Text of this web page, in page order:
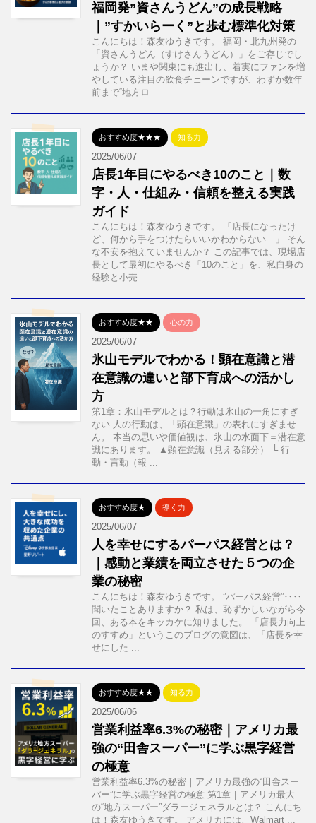
福岡発”資さんうどん”の成長戦略
｜”すかいらーく”と歩む標準化対策
こんにちは！森友ゆうきです。 福岡・北九州発の
「資さんうどん（すけさんうどん）」をご存じでし
ょうか？ いまや関東にも進出し、着実にファンを増
やしている注目の飲食チェーンですが、わずか数年
前まで“地方ロ ...
おすすめ度★★★ 知る力
2025/06/07
店長1年目にやるべき10のこと｜数
字・人・仕組み・信頼を整える実践
ガイド
こんにちは！森友ゆうきです。 「店長になったけ
ど、何から手をつけたらいいかわからない…」 そん
な不安を抱えていませんか？ この記事では、現場店
長として最初にやるべき「10のこと」を、私自身の
経験と小売 ...
おすすめ度★★ 心の力
2025/06/07
氷山モデルでわかる！顕在意識と潜
在意識の違いと部下育成への活かし
方
第1章：氷山モデルとは？行動は氷山の一角にすぎ
ない 人の行動は、「顕在意識」の表れにすぎませ
ん。 本当の思いや価値観は、氷山の水面下＝潜在意
識にあります。 ▲顕在意識（見える部分） └ 行
動・言動（報 ...
おすすめ度★ 導く力
2025/06/07
人を幸せにするパーパス経営とは？
｜感動と業績を両立させた５つの企
業の秘密
こんにちは！森友ゆうきです。 ”パーパス経営”‥‥
聞いたことありますか？ 私は、恥ずかしいながら今
回、ある本をキッカケに知りました。 「店長力向上
のすすめ」というこのブログの意図は、「店長を幸
せにした ...
おすすめ度★★ 知る力
2025/06/06
営業利益率6.3%の秘密｜アメリカ最
強の“田舎スーパー”に学ぶ黒字経営
の極意
営業利益率6.3%の秘密｜アメリカ最強の“田舎スー
パー”に学ぶ黒字経営の極意 第1章｜アメリカ最大
の“地方スーパー”ダラージェネラルとは？ こんにち
は！森友ゆうきです。 アメリカには、Walmart ...